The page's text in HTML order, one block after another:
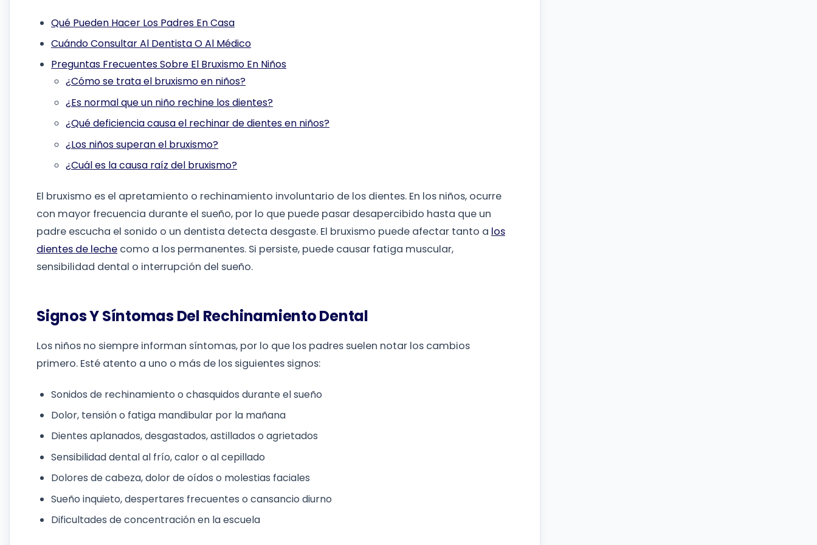
Qué Pueden Hacer Los Padres En Casa
Cuándo Consultar Al Dentista O Al Médico
Preguntas Frecuentes Sobre El Bruxismo En Niños
¿Cómo se trata el bruxismo en niños?
¿Es normal que un niño rechine los dientes?
¿Qué deficiencia causa el rechinar de dientes en niños?
¿Los niños superan el bruxismo?
¿Cuál es la causa raíz del bruxismo?
El bruxismo es el apretamiento o rechinamiento involuntario de los dientes. En los niños, ocurre
con mayor frecuencia durante el sueño, por lo que puede pasar desapercibido hasta que un
padre escucha el sonido o un dentista detecta desgaste. El bruxismo puede afectar tanto a los
dientes de leche como a los permanentes. Si persiste, puede causar fatiga muscular,
sensibilidad dental o interrupción del sueño.
Signos Y Síntomas Del Rechinamiento Dental
Los niños no siempre informan síntomas, por lo que los padres suelen notar los cambios
primero. Esté atento a uno o más de los siguientes signos:
Sonidos de rechinamiento o chasquidos durante el sueño
Dolor, tensión o fatiga mandibular por la mañana
Dientes aplanados, desgastados, astillados o agrietados
Sensibilidad dental al frío, calor o al cepillado
Dolores de cabeza, dolor de oídos o molestias faciales
Sueño inquieto, despertares frecuentes o cansancio diurno
Dificultades de concentración en la escuela